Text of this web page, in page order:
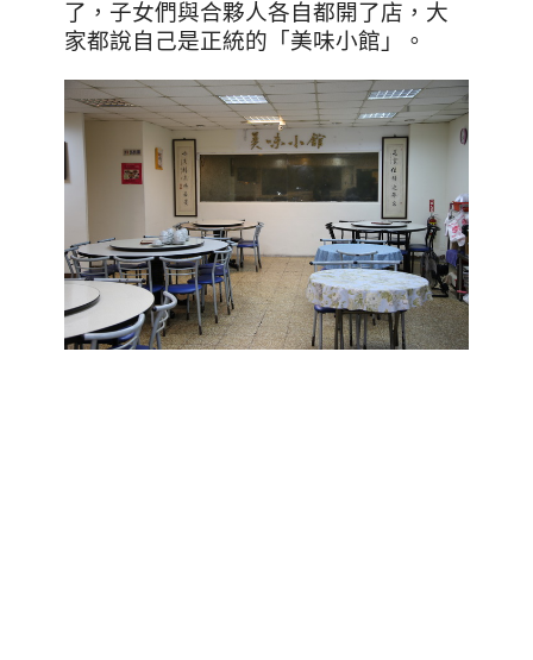
了，子女們與合夥人各自都開了店，大
家都說自己是正統的「美味小館」。